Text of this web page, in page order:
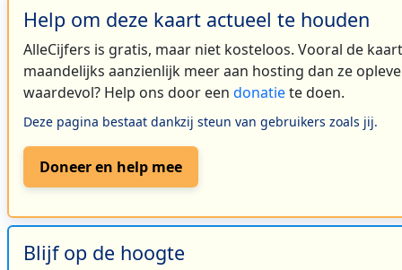
Help om deze kaart actueel te houden
AlleCijfers is gratis, maar niet kosteloos. Vooral de
maandelijks aanzienlijk meer aan hosting dan ze
waardevol? Help ons door een donatiete doen.
Deze pagina bestaat dankzij steun van gebruikers zoals jij.
Doneer en help mee
Blijf op de hoogte